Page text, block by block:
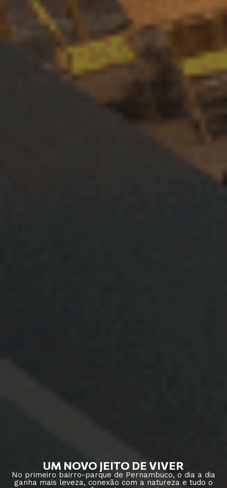
UM NOVO JEITO DE VIVER
No primeiro bairro-parque de Pernambuco, o dia a dia
ganha mais leveza, conexão com a natureza e tudo o